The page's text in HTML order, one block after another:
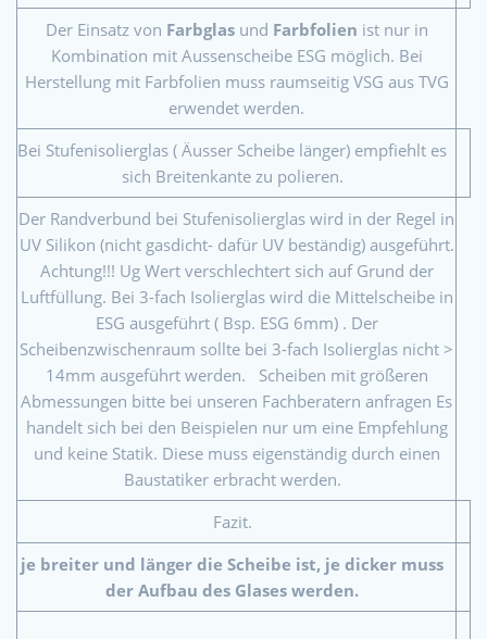
Der Einsatz von Farbglasund Farbfolien ist nur in
Kombination mit Aussenscheibe ESG möglich. Bei
Herstellung mit Farbfolien muss raumseitig VSG aus TVG
erwendet werden.
Bei Stufenisolierglas ( Äusser Scheibe länger) empfiehlt es
sich Breitenkante zu polieren.
Der Randverbund bei Stufenisolierglas wird in der Regel in
UV Silikon (nicht gasdicht- dafür UV beständig) ausgeführt.
Achtung!!! Ug Wert verschlechtert sich auf Grund der
Luftfüllung. Bei 3-fach Isolierglas wird die Mittelscheibe in
ESG ausgeführt ( Bsp. ESG 6mm) . Der
Scheibenzwischenraum sollte bei 3-fach Isolierglas nicht >
14mm ausgeführt werden. Scheiben mit größeren
Abmessungen bitte bei unseren Fachberatern anfragen Es
handelt sich bei den Beispielen nur um eine Empfehlung
und keine Statik. Diese muss eigenständig durch einen
Baustatiker erbracht werden.
Fazit.
je breiter und länger die Scheibe ist, je dicker muss
der Aufbau des Glases werden.